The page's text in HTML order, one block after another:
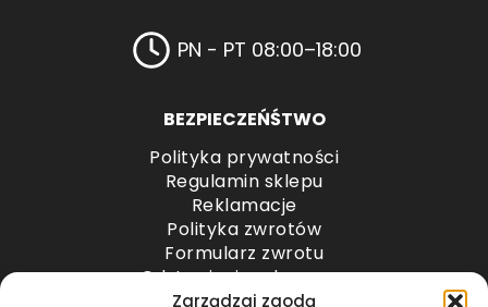
Zarządzaj zgodą
PN - PT 08:00–18:00
BEZPIECZEŃŚTWO
Polityka prywatności
Regulamin sklepu
Reklamacje
Polityka zwrotów
Formularz zwrotu
Odstąpienie od umowy
Odstąpienie od umowy – przesyłki paletowe